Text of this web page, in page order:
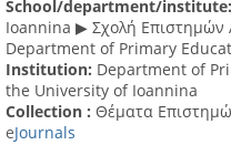
School/department/institute:
Ioannina ▶ Σχολή Επιστημών
Department of Primary
Institution: Department of
the University of Ioannina
Collection : Θέματα
eJournals